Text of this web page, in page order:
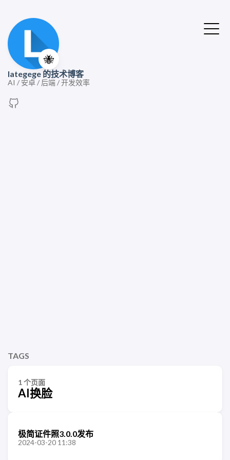
🐝
lategege 的技术博客
AI / 安卓 / 后端 / 开发效率
TAGS
1 个页面
AI换脸
极简证件照3.0.0发布
2024-03-20 11:38